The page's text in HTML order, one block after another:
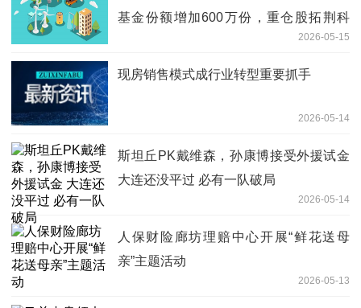
基金份额增加600万份，重仓股拓荆科
2026-05-15
现房销售模式成行业转型重要抓手
2026-05-14
斯坦丘PK戴维森，孙康博接受外援试金
大连还没平过 必有一队破局
2026-05-14
人保财险廊坊理赔中心开展“鲜花送母
亲”主题活动
2026-05-13